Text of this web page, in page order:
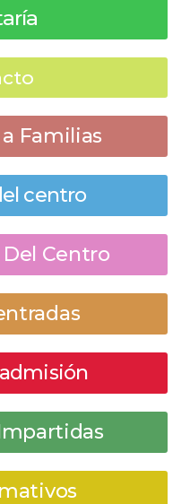
Familias
centro
Centro